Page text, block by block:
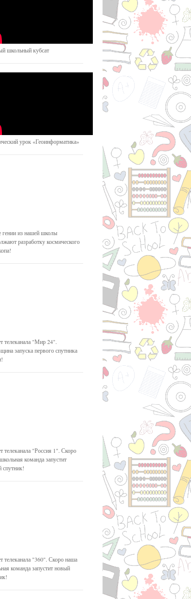
школьный кубсат
урок «Геоинформатика»
из нашей школы
разработку космического
телеканала "Мир 24".
запуска первого спутника
телеканала "Россия 1". Скоро
команда запустит
спутник!
телеканала "360". Скоро наша
команда запустит новый